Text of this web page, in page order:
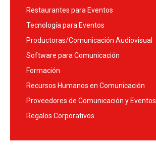
Restaurantes para Eventos
Tecnología para Eventos
Productoras/Comunicación Audiovisual
Software para Comunicación
Formación
Recursos Humanos en Comunicación
Proveedores de Comunicación y Eventos
Regalos Corporativos